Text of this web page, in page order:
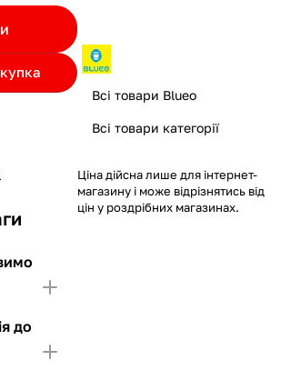
до
за вартість товару, невистачаючу суму
внеском
для внесення першої частини платежу
(у разі потреби)
Всі товари Blueo
Всі товари категорії
Ціна дійсна лише для інтернет-
магазину і може відрізнятись від
цін у роздрібних магазинах.